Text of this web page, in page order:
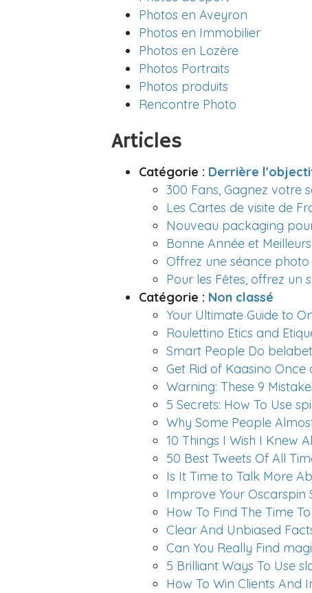
Photos en Aveyron
Photos en Immobilier
Photos en Lozère
Photos Portraits
Photos produits
Rencontre Photo
Articles
Catégorie : Derrière
300 Fans, Gagnez votre
Les Cartes de visite de
Nouveau packaging
Bonne Année et
Offrez une séance
Pour les Fêtes, offrez un
Catégorie : Non classé
Your Ultimate Guide to
Roulettino Etics and
Smart People Do belabet
Get Rid of Kaasino Once
Warning: These 9
5 Secrets: How To Use
Why Some People
10 Things I Wish I Knew
50 Best Tweets Of All
Is It Time to Talk More
Improve Your Oscarspin
How To Find The Time
Clear And Unbiased
Can You Really Find
5 Brilliant Ways To Use
How To Win Clients And